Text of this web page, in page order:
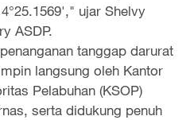
ujar Shelvy
ASDP.
tanggap darurat
langsung oleh Kantor
Pelabuhan (KSOP)
serta didukung penuh